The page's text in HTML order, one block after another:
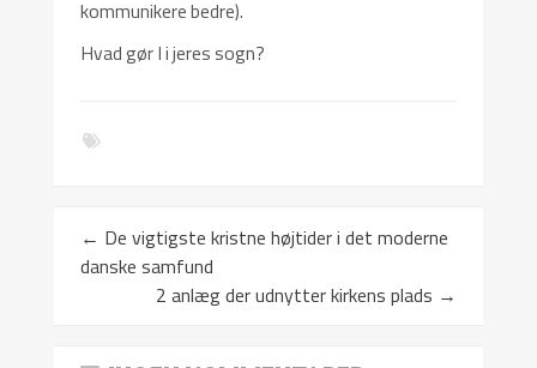
kommunikere bedre).
Hvad gør I i jeres sogn?
← De vigtigste kristne højtider i det moderne
danske samfund
2 anlæg der udnytter kirkens plads →